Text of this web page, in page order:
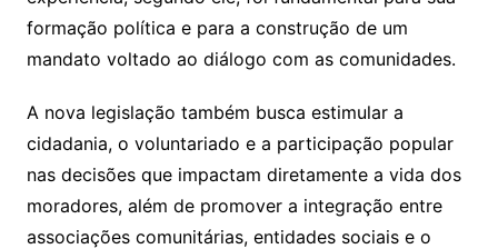
formação política e para a construção de um
mandato voltado ao diálogo com as comunidades.
A nova legislação também busca estimular a
cidadania, o voluntariado e a participação popular
nas decisões que impactam diretamente a vida dos
moradores, além de promover a integração entre
associações comunitárias, entidades sociais e o